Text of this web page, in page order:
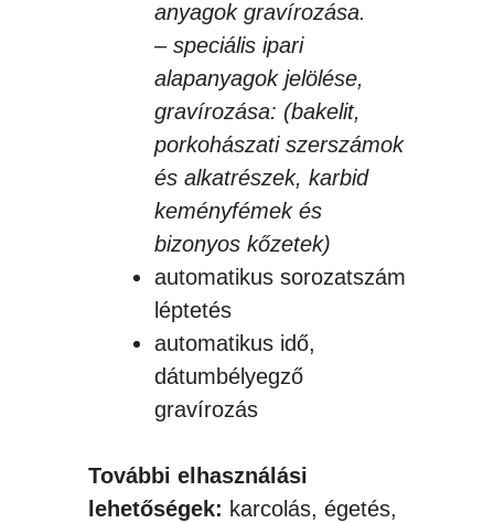
anyagok gravírozása.
– speciális ipari
alapanyagok jelölése,
gravírozása: (bakelit,
porkohászati szerszámok
és alkatrészek, karbid
keményfémek és
bizonyos kőzetek)
automatikus sorozatszám
léptetés
automatikus idő,
dátumbélyegző
gravírozás
További elhasználási
lehetőségek: karcolás, égetés,